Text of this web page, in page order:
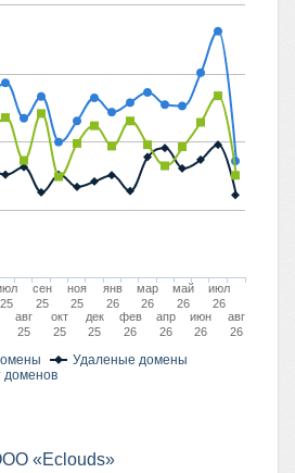
Удаленые домены
доменов
25
авг
25
сен
25
окт
25
ноя
25
дек
25
янв
26
фев
26
мар
26
апр
26
май
26
июн
26
июл
26
авг
26
«Eclouds»